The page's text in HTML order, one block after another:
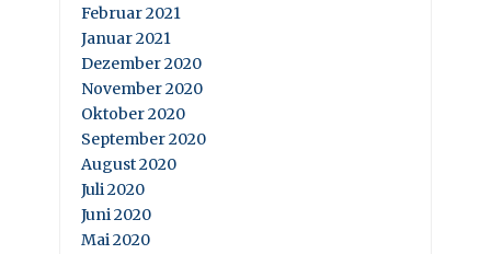
Februar 2021
Januar 2021
Dezember 2020
November 2020
Oktober 2020
September 2020
August 2020
Juli 2020
Juni 2020
Mai 2020